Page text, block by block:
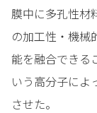
膜中に多孔性材
の加工性・機械
能を融合できる
いう高分子によ
させた。